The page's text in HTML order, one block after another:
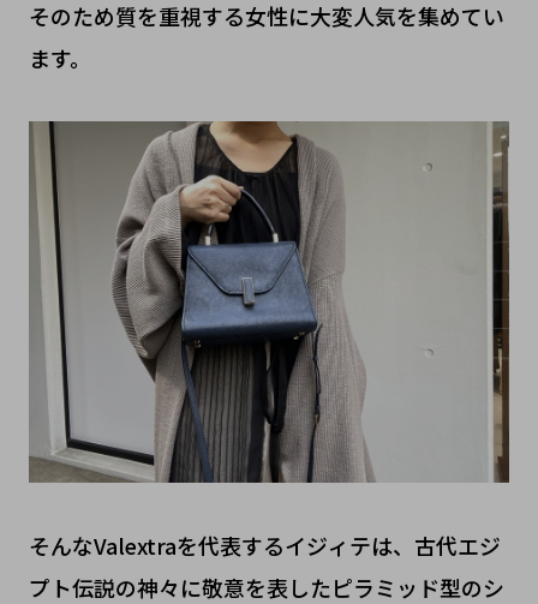
そのため質を重視する女性に大変人気を集めてい
ます。
そんなValextraを代表するイジィテは、古代エジ
プト伝説の神々に敬意を表したピラミッド型のシ